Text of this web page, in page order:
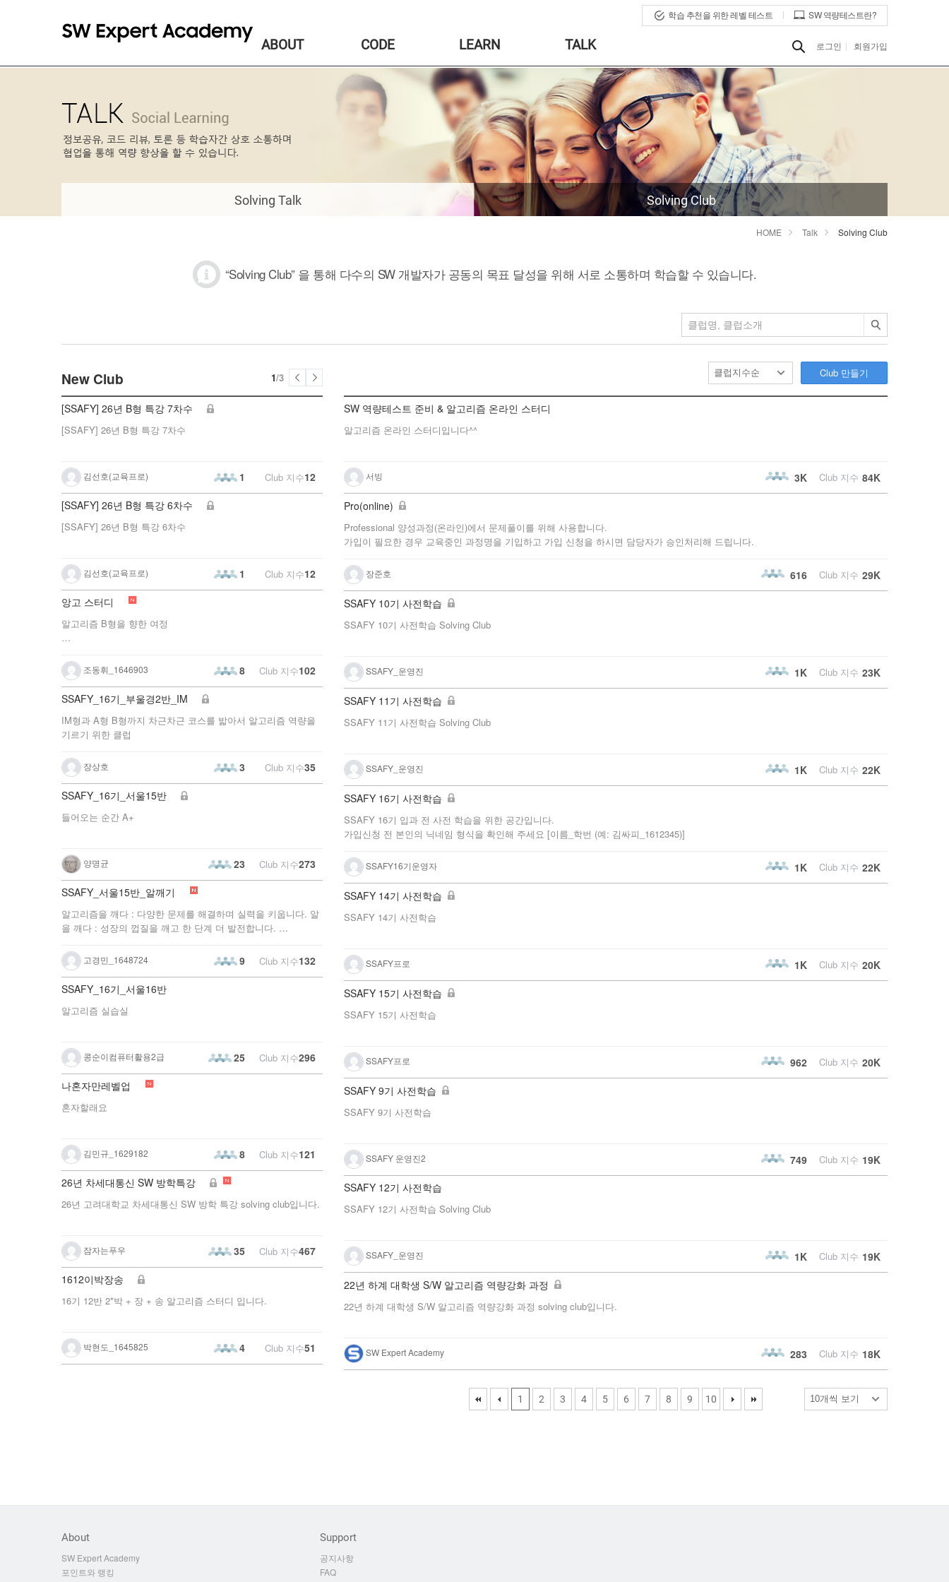
학습 추천을 위한 레벨 테스트 SW 역량테스트란?
ABOUT CODE LEARN TALK 로그인 회원가입
Solving Talk Solving Club
HOME Talk Solving Club
“Solving Club” 을 통해 다수의 SW 개발자가 공동의 목표 달성을 위해 서로 소통하며 학습할 수 있습니다.
검색
New Club 1/3
[SSAFY] 26년 B형 특강 7차수
[SSAFY] 26년 B형 특강 7차수
김선호(교육프로) 1 Club 지수12
[SSAFY] 26년 B형 특강 6차수
[SSAFY] 26년 B형 특강 6차수
김선호(교육프로) 1 Club 지수12
앙고 스터디
알고리즘 B형을 향한 여정
조동휘_1646903 8 Club 지수102
SSAFY_16기_부울경2반_IM
IM형과 A형 B형까지 차근차근 코스를 밟아서 알고리즘 역량을
기르기 위한 클럽
장상호 3 Club 지수35
SSAFY_16기_서울15반
들어오는 순간 A+
양명균 23 Club 지수273
SSAFY_서울15반_알깨기
알고리즘을 깨다 : 다양한 문제를 해결하며 실력을 키웁니다. 알
을 깨다 : 성장의 껍질을 깨고 한 단계 더 발전합니다.
알깨기는 두 가지 의미를 담고 있습니다.
혼자 고민하는 시간을 줄이고,
함께 배우며 꾸준히 성장하는 것을 목표로 합니다.
고경민_1648724 9 Club 지수132
SSAFY_16기_서울16반
알고리즘 실습실
콩순이컴퓨터활용2급 25 Club 지수296
나혼자만레벨업
혼자할래요
김민규_1629182 8 Club 지수121
26년 차세대통신 SW 방학특강
26년 고려대학교 차세대통신 SW 방학 특강 solving club입니다.
잠자는푸우 35 Club 지수467
1612이박장송
16기 12반 2*박 + 장 + 송 알고리즘 스터디 입니다.
박현도_1645825 4 Club 지수51
l
l
Club 만들기
SW 역량테스트 준비 & 알고리즘 온라인 스터디
알고리즘 온라인 스터디입니다^^
서빙 3K Club 지수 84K
Pro(online)
Professional 양성과정(온라인)에서 문제풀이를 위해 사용합니다.
가입이 필요한 경우 교육중인 과정명을 기입하고 가입 신청을 하시면 담당자가 승인처리해 드립니다.
장준호 616 Club 지수 29K
SSAFY 10기 사전학습
SSAFY 10기 사전학습 Solving Club
SSAFY_운영진 1K Club 지수 23K
SSAFY 11기 사전학습
SSAFY 11기 사전학습 Solving Club
SSAFY_운영진 1K Club 지수 22K
SSAFY 16기 사전학습
SSAFY 16기 입과 전 사전 학습을 위한 공간입니다.
가입신청 전 본인의 닉네임 형식을 확인해 주세요 [이름_학번 (예: 김싸피_1612345)]
SSAFY16기운영자 1K Club 지수 22K
SSAFY 14기 사전학습
SSAFY 14기 사전학습
SSAFY프로 1K Club 지수 20K
SSAFY 15기 사전학습
SSAFY 15기 사전학습
SSAFY프로 962 Club 지수 20K
SSAFY 9기 사전학습
SSAFY 9기 사전학습
SSAFY 운영진2 749 Club 지수 19K
SSAFY 12기 사전학습
SSAFY 12기 사전학습 Solving Club
SSAFY_운영진 1K Club 지수 19K
22년 하계 대학생 S/W 알고리즘 역량강화 과정
22년 하계 대학생 S/W 알고리즘 역량강화 과정 solving club입니다.
SW Expert Academy 283 Club 지수 18K
First Previous 1(current) 2 3 4 5 6 7 8 9 10 Next Last
About
SW Expert Academy
포인트와 랭킹
Support
공지사항
FAQ